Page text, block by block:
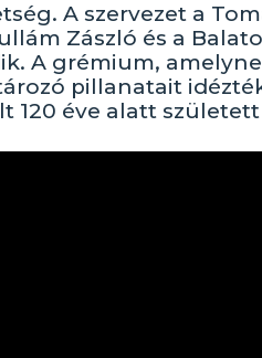
A szervezet a
Zászló és a
A grémium,
pillanatait
120 éve alatt